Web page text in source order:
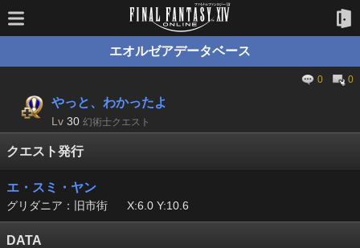
エオルゼアデータベース
0 0
やっと、わかったよ
Lv 30 幻術士クエスト
クエスト発行
エ・スミ・ヤン
グリダニア：旧市街 X:6.0 Y:10.6
DATA